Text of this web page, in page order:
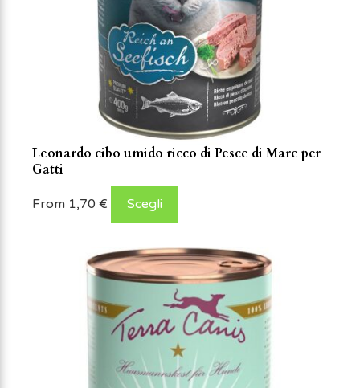
Leonardo cibo umido ricco di Pesce di Mare per
Gatti
From 1,70 € Scegli